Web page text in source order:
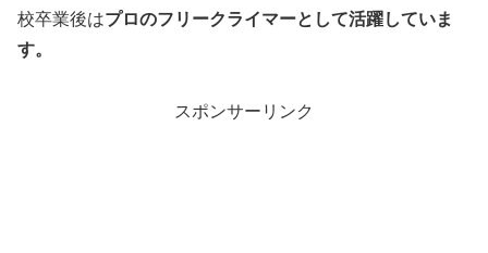
校卒業後はプロのフリークライマーとして活躍していま
す。
スポンサーリンク